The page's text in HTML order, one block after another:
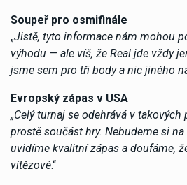
Soupeř pro osmifinále
„Jistě, tyto informace nám mohou
výhodu — ale víš, že Real jde vždy
jsme sem pro tři body a nic jiného
Evropský zápas v USA
„Celý turnaj se odehrává v
prostě součást hry. Nebudeme si
uvidíme kvalitní zápas a doufáme,
vítězové.“